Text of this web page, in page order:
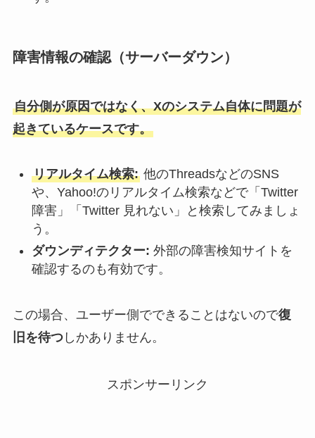
障害情報の確認（サーバーダウン）
自分側が原因ではなく、Xのシステム自体に問題が
起きているケースです。
リアルタイム検索:他のThreadsなどのSNS
や、Yahoo!のリアルタイム検索などで「Twitter
障害」「Twitter 見れない」と検索してみましょ
う。
ダウンディテクター: 外部の障害検知サイトを
確認するのも有効です。
この場合、ユーザー側でできることはないので復
旧を待つしかありません。
スポンサーリンク